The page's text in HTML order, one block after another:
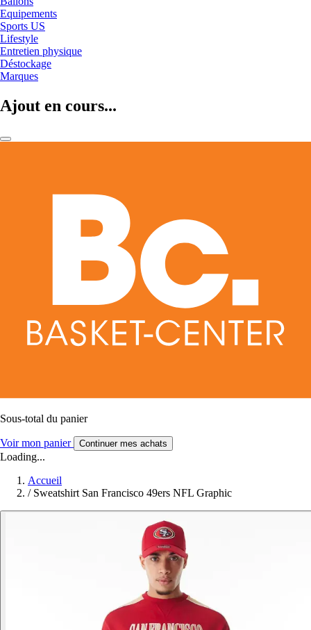
Equipements
Sports US
Lifestyle
Entretien physique
Déstockage
Marques
Ajout en cours...
Sous-total du panier
Voir mon panier Continuer mes achats
Loading...
Accueil
/ Sweatshirt San Francisco 49ers NFL Graphic